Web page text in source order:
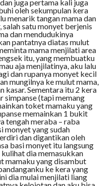
juga pertama kali juga
oleh sekumpulan kera
menarik tangan mama dan
satu monyet berjenis
dan mendudukinya
pantatnya diatas mulut
mama menjilati area
itu, yang membuatku
aja menjilatinya, aku lalu
dan rupanya monyet kecil
mungilnya ke mulut mama,
kasar. Sementara itu 2 kera
simpanse (tapi memang
toket mamaku yang
memainkan 1 bukit
tengah meraba – raba
monyet yang sudah
dan digantikan oleh
basi monyet itu langsung
dia memasukkan
mamaku yang disambut
ke kera yang
dia mulai menjilati liang